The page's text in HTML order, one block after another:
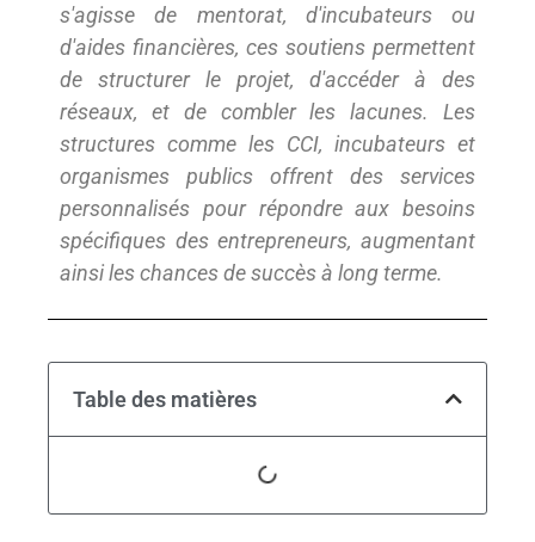
s'agisse de mentorat, d'incubateurs ou
d'aides financières, ces soutiens permettent
de structurer le projet, d'accéder à des
réseaux, et de combler les lacunes. Les
structures comme les CCI, incubateurs et
organismes publics offrent des services
personnalisés pour répondre aux besoins
spécifiques des entrepreneurs, augmentant
ainsi les chances de succès à long terme.
Table des matières